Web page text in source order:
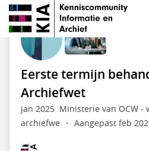
KIA Community Meer
Eerste termijn
Archiefwet
jan 2025 Ministerie van OCW -
archiefwe
· Aangepast feb